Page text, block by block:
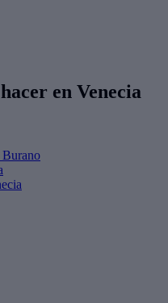
en Venecia
Burano